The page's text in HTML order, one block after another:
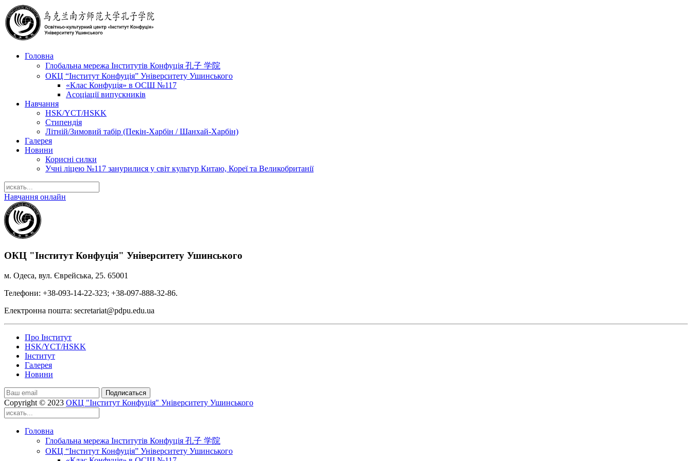
Головна
Глобальна мережа Інститутів Конфуція 孔子 学院
ОКЦ “Інститут Конфуція” Університету Ушинського
«Клас Конфуція» в ОСШ №117
Асоціації випускників
Навчання
HSK/YCT/HSKK
Стипендія
Літній/Зимовий табір (Пекін-Харбін / Шанхай-Харбін)
Галерея
Новини
Корисні силки
Учні ліцею №117 занурилися у світ культур Китаю, Кореї та Великобританії
Навчання онлайн
ОКЦ "Інститут Конфуція" Університету Ушинського
м. Одеса, вул. Єврейська, 25. 65001
Телефони: +38-093-14-22-323; +38-097-888-32-86.
Електронна пошта: secretariat@pdpu.edu.ua
Про Інститут
HSK/YCT/HSKK
Інститут
Галерея
Новини
Подписаться
Copyright © 2023 ОКЦ "Інститут Конфуція" Університету Ушинського
Головна
Глобальна мережа Інститутів Конфуція 孔子 学院
ОКЦ “Інститут Конфуція” Університету Ушинського